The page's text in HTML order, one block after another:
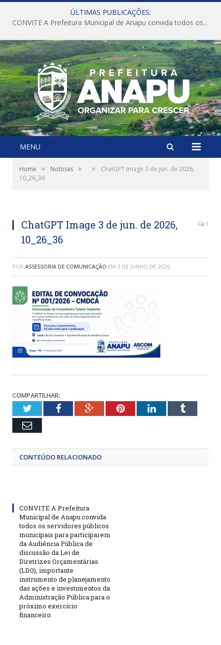
ÚLTIMAS PUBLICAÇÕES:
CONVITE A Prefeitura Municipal de Anapu convida todos os servidores públicos municipais para participarem da Audiência Pública de discussão da Lei de Diretrizes Orçamentárias (LDO), importante instrumento de planejamento das ações e investimentos da Administração Pública para o próximo exercício financeiro.
MENU
Home » Notícias » »
ChatGPT Image 3 de jun. de 2026,
10_26_36
ChatGPT Image 3 de jun. de 2026,
10_26_36
0
POR ASSESSORIA DE COMUNICAÇÃO EM 3 DE JUNHO DE 2026
COMPARTILHAR:
TwitterFacebookGoogle+PinterestLinkedInTumblr
Email
CONTEÚDO RELACIONADO
CONVITE A Prefeitura
Municipal de Anapu convida
todos os servidores públicos
municipais para participarem
da Audiência Pública de
discussão da Lei de
Diretrizes Orçamentárias
(LDO), importante
instrumento de planejamento
das ações e investimentos da
Administração Pública para o
próximo exercício
financeiro.